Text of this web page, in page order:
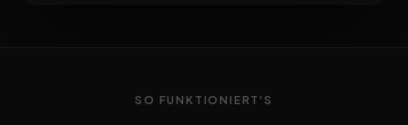
SO FUNKTIONIERT'S